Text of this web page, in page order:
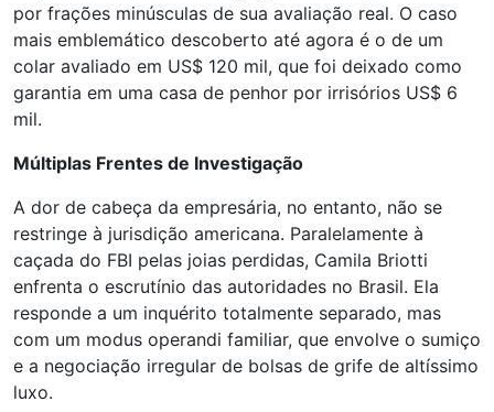
por frações minúsculas de sua avaliação real. O caso
mais emblemático descoberto até agora é o de um
colar avaliado em US$ 120 mil, que foi deixado como
garantia em uma casa de penhor por irrisórios US$ 6
mil.
Múltiplas Frentes de Investigação
A dor de cabeça da empresária, no entanto, não se
restringe à jurisdição americana. Paralelamente à
caçada do FBI pelas joias perdidas, Camila Briotti
enfrenta o escrutínio das autoridades no Brasil. Ela
responde a um inquérito totalmente separado, mas
com um modus operandi familiar, que envolve o sumiço
e a negociação irregular de bolsas de grife de altíssimo
luxo.